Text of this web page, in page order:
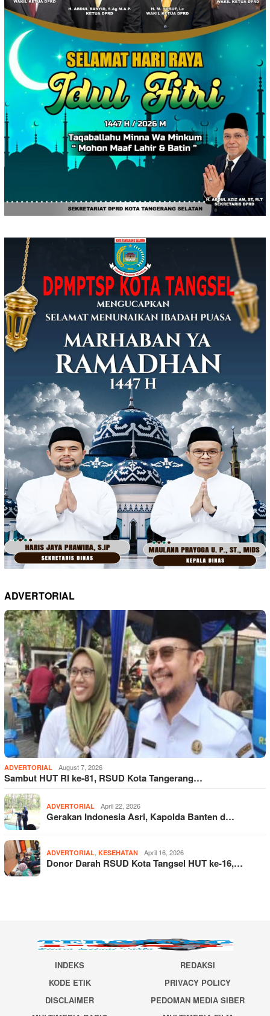
ADVERTORIAL
ADVERTORIAL August 7, 2026
Sambut HUT RI ke-81, RSUD Kota Tangerang…
ADVERTORIAL April 22, 2026
Gerakan Indonesia Asri, Kapolda Banten d…
ADVERTORIAL, KESEHATAN April 16, 2026
Donor Darah RSUD Kota Tangsel HUT ke-16,…
INDEKS
REDAKSI
KODE ETIK
PRIVACY POLICY
DISCLAIMER
PEDOMAN MEDIA SIBER